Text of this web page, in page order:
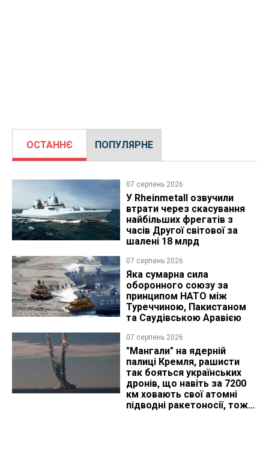
ОСТАННЄ ПОПУЛЯРНЕ
07 серпень 2026
У Rheinmetall озвучили
втрати через скасування
найбільших фрегатів з
часів Другої світової за
шалені 18 млрд
07 серпень 2026
Яка сумарна сила
оборонного союзу за
принципом НАТО між
Туреччиною, Пакистаном
та Саудівською Аравією
07 серпень 2026
"Мангали" на ядерній
палиці Кремля, рашисти
так бояться українських
дронів, що навіть за 7200
км ховають свої атомні
підводні ракетоносії, тож